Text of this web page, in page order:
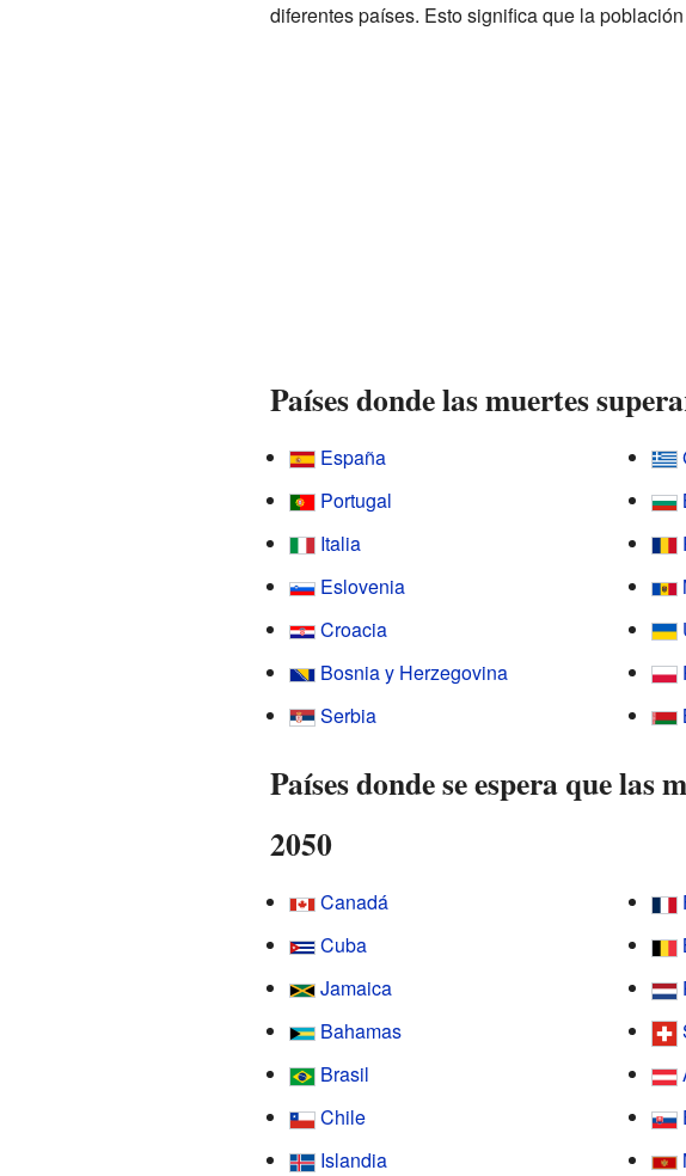
diferentes países. Esto significa que la
Países donde las muertes
España
Portugal
Italia
Eslovenia
Croacia
Bosnia y Herzegovina
Serbia
Países donde se espera que las
2050
Canadá
Cuba
Jamaica
Bahamas
Brasil
Chile
Islandia